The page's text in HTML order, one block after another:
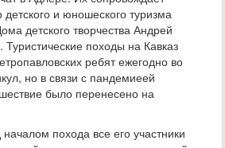
и юношеского туризма
детского творчества Андрей
походы на Кавказ
ребят ежегодно во
но в связи с пандемиеей
было перенесено на
похода все его участники